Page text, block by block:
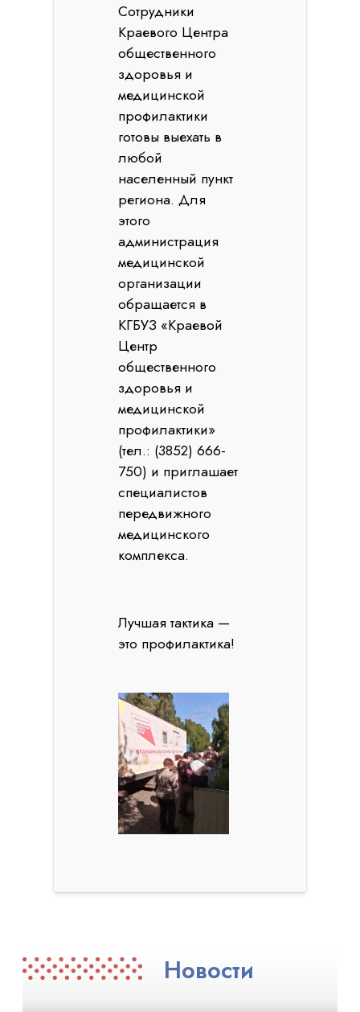
Сотрудники
Краевого Центра
общественного
здоровья и
медицинской
профилактики
готовы выехать в
любой
населенный пункт
региона. Для
этого
администрация
медицинской
организации
обращается в
КГБУЗ «Краевой
Центр
общественного
здоровья и
медицинской
профилактики»
(тел.: (3852) 666-
750) и приглашает
специалистов
передвижного
медицинского
комплекса.
Лучшая тактика —
это профилактика!
Новости